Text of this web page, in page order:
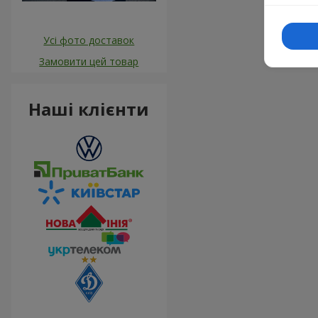
Усі фото доставок
Замовити цей товар
Наші клієнти